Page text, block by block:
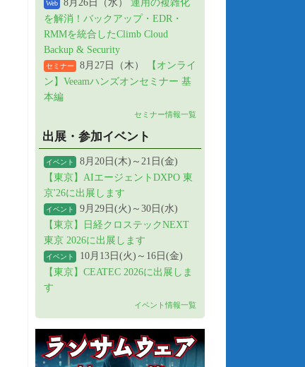
Web 8月26日（水） 運用の複雑化
を解消！バックアップ・EDR・
RMMを統合したClimb Cloud
Backup & Security
セミナー 8月27日（木）
【オンライ
ン】Veeamハンズオンセミナー 基
本編
セミナー情報一覧
出展・参加イベント
イベント
8月20日(木)～21日(金)
【東京】AIエージェントDXPO 東
京'26に出展します
イベント
9月29日(火)～30日(水)
【東京】日経クロステックNEXT
東京 2026に出展します
イベント
10月13日(火)～16日(金)
【東京】CEATEC 2026に出展しま
す
イベント情報一覧